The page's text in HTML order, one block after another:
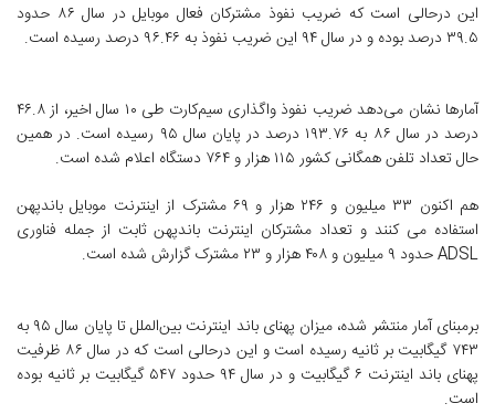
این درحالی است که ضریب نفوذ مشترکان فعال موبایل در سال ۸۶ حدود
۳۹.۵ درصد بوده و در سال ۹۴ این ضریب نفوذ به ۹۶.۴۶ درصد رسیده است.
آمارها نشان می‌دهد ضریب نفوذ واگذاری سیم‌کارت طی ۱۰ سال اخیر، از ۴۶.۸
درصد در سال ۸۶ به ۱۹۳.۷۶ درصد در پایان سال ۹۵ رسیده است. در همین
حال تعداد تلفن همگانی کشور ۱۱۵ هزار و ۷۶۴ دستگاه اعلام شده است.
هم اکنون ۳۳ میلیون و ۲۴۶ هزار و ۶۹ مشترک از اینترنت موبایل باندپهن
استفاده می کنند و تعداد مشترکان اینترنت باندپهن ثابت از جمله فناوری
ADSL حدود ۹ میلیون و ۴۰۸ هزار و ۲۳ مشترک گزارش شده است.
برمبنای آمار منتشر شده، میزان پهنای باند اینترنت بین‌الملل تا پایان سال ۹۵ به
۷۴۳ گیگابیت بر ثانیه رسیده است و این درحالی است که در سال ۸۶ ظرفیت
پهنای باند اینترنت ۶ گیگابیت و در سال ۹۴ حدود ۵۴۷ گیگابیت بر ثانیه بوده
است.